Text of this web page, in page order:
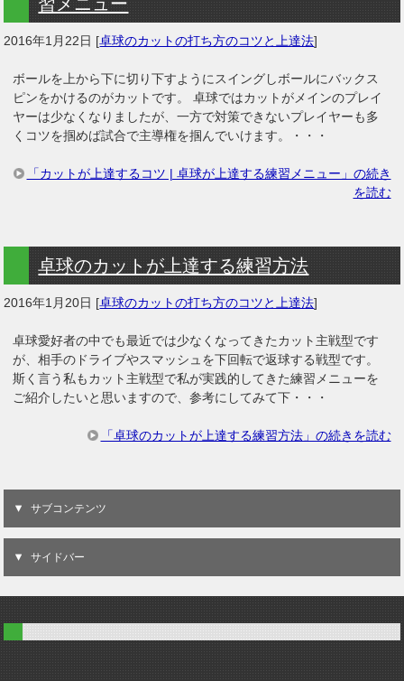
2016年1月22日 [卓球のカットの打ち方のコツと上達法]
ボールを上から下に切り下すようにスイングしボールにバックス
ピンをかけるのがカットです。 卓球ではカットがメインのプレイ
ヤーは少なくなりましたが、一方で対策できないプレイヤーも多
くコツを掴めば試合で主導権を掴んでいけます。・・・
「カットが上達するコツ | 卓球が上達する練習メニュー」の続き
を読む
卓球のカットが上達する練習方法
2016年1月20日 [卓球のカットの打ち方のコツと上達法]
卓球愛好者の中でも最近では少なくなってきたカット主戦型です
が、相手のドライブやスマッシュを下回転で返球する戦型です。
斯く言う私もカット主戦型で私が実践的してきた練習メニューを
ご紹介したいと思いますので、参考にしてみて下・・・
「卓球のカットが上達する練習方法」の続きを読む
サブコンテンツ
サイドバー